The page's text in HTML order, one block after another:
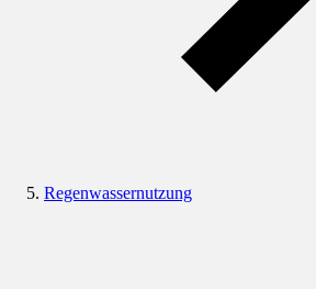
Regenwassernutzung